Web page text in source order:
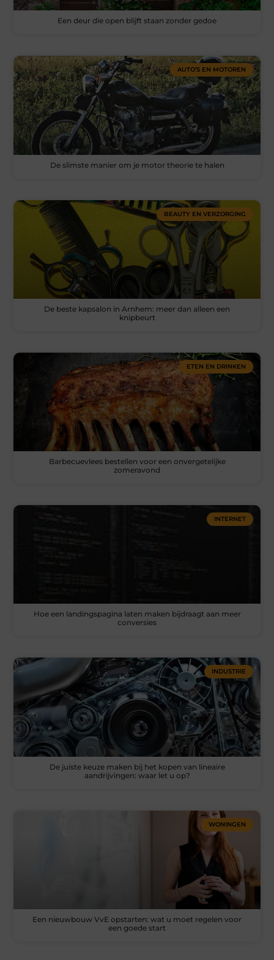
Een deur die open blijft staan zonder gedoe
AUTO’S EN MOTOREN
De slimste manier om je motor theorie te halen
BEAUTY EN VERZORGING
De beste kapsalon in Arnhem: meer dan alleen een
knipbeurt
ETEN EN DRINKEN
Barbecuevlees bestellen voor een onvergetelijke
zomeravond
INTERNET
Hoe een landingspagina laten maken bijdraagt aan meer
conversies
INDUSTRIE
De juiste keuze maken bij het kopen van lineaire
aandrijvingen: waar let u op?
WONINGEN
Een nieuwbouw VvE opstarten: wat u moet regelen voor
een goede start